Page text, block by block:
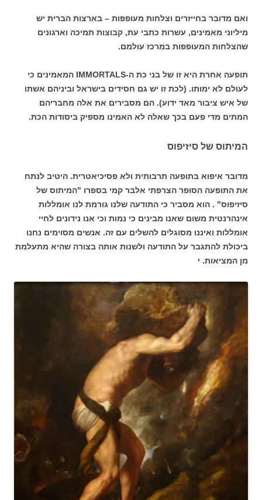
ואם מדובר בחייזרים וצלחות מעופפות – בארצות הברית יש
מיליוני מאמינים, עשרות כתבי עת, קבוצות תמיכה וארגונים
שהצלחות המעופפות במרכז עולמם.
תופעה אחרת היא זו של בני כת ה-IMMORTALS המאמינים כי
לעולם לא ימותו. (לכת זו יש גם חסידים בישראל וביניהם אשתו
של איש ציבור מאד ידוע). הם מסבירים את אלה מחבריהם
המתים מדי פעם בכך שאלה לא האמינו מספיק ביסודות הכת.
המיתוס של סיזיפוס
מדובר איפוא בתופעה תרבותית ולא פסיכיאטרית. היטיב לנתח
את התופעה הסופר הצרפתי אלבר קמי בספרו "המיתוס של
סיזיפוס" . הוא מסביר כי התודעה שלנו גורמת לנו אומללות
אינהרנטית משום שאנו מבינים כי נמות וכי אנו נידונים לחיי
אומללות ואיננו מסוגלים להשלים עם זה. אנשים מסוימים נחנו
ביכולת להתגבר על התודעה ולשנות אותה בצורה שהיא מתעלמת
מן המציאות. י